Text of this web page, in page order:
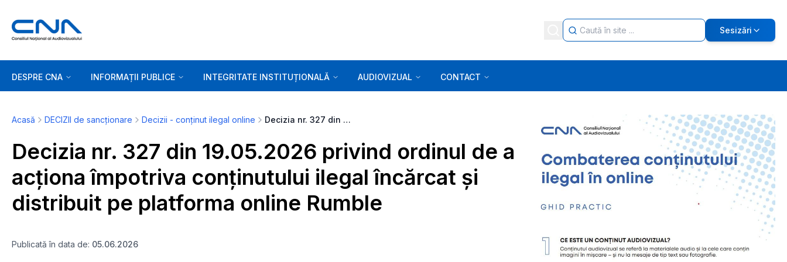
Sesizări
DESPRE CNA INFORMAȚII PUBLICE INTEGRITATE INSTITUȚIONALĂ AUDIOVIZUAL CONTACT
Acasă DECIZII de sancționare Decizii - conținut ilegal online Decizia nr. 327 din 19.05.2026 privind ordinul de a acționa împotriva conținutului ilegal încărcat și distribuit pe platforma online Rumble
Decizia nr. 327 din 19.05.2026 privind ordinul de a
acționa împotriva conținutului ilegal încărcat și
distribuit pe platforma online Rumble
Publicată în data de: 05.06.2026